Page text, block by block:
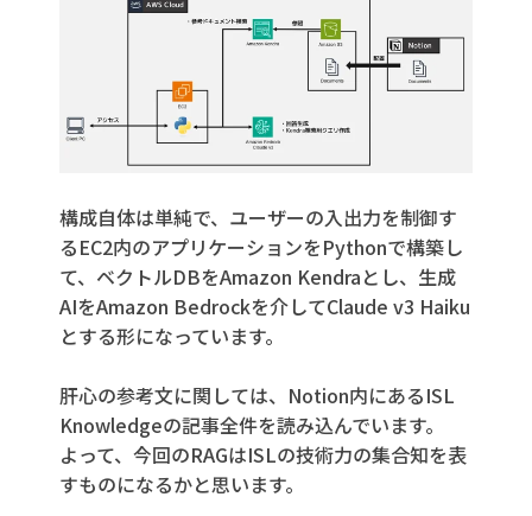
構成自体は単純で、ユーザーの入出力を制御す
るEC2内のアプリケーションをPythonで構築し
て、ベクトルDBをAmazon Kendraとし、生成
AIをAmazon Bedrockを介してClaude v3 Haiku
とする形になっています。
肝心の参考文に関しては、Notion内にあるISL
Knowledgeの記事全件を読み込んでいます。
よって、今回のRAGはISLの技術力の集合知を表
すものになるかと思います。